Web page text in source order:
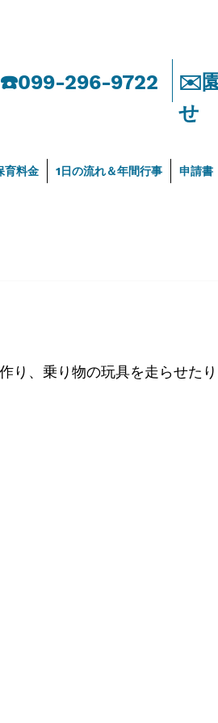
​☎️099-296-9722
​✉️
せ
育料金 1日の流れ＆年間行事 申請書
り、乗り物の玩具を走らせた